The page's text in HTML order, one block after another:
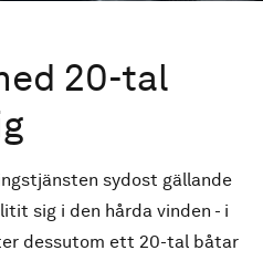
20-tal
sydost gällande
sig i den hårda vinden - i
dessutom ett 20-tal båtar